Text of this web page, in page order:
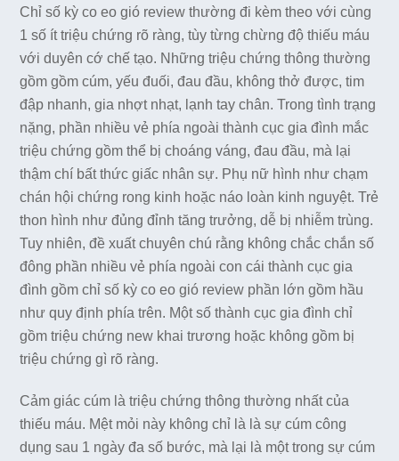
Chỉ số kỳ co eo gió review thường đi kèm theo với cùng
1 số ít triệu chứng rõ ràng, tùy từng chừng độ thiếu máu
với duyên cớ chế tạo. Những triệu chứng thông thường
gồm gồm cúm, yếu đuối, đau đầu, không thở được, tim
đập nhanh, gia nhợt nhạt, lạnh tay chân. Trong tình trạng
nặng, phần nhiều vẻ phía ngoài thành cục gia đình mắc
triệu chứng gồm thể bị choáng váng, đau đầu, mà lại
thậm chí bất thức giấc nhân sự. Phụ nữ hình như chạm
chán hội chứng rong kinh hoặc náo loàn kinh nguyệt. Trẻ
thon hình như đủng đỉnh tăng trưởng, dễ bị nhiễm trùng.
Tuy nhiên, đề xuất chuyên chú rằng không chắc chắn số
đông phần nhiều vẻ phía ngoài con cái thành cục gia
đình gồm chỉ số kỳ co eo gió review phần lớn gồm hầu
như quy định phía trên. Một số thành cục gia đình chỉ
gồm triệu chứng new khai trương hoặc không gồm bị
triệu chứng gì rõ ràng.
Cảm giác cúm là triệu chứng thông thường nhất của
thiếu máu. Mệt mỏi này không chỉ là là sự cúm công
dụng sau 1 ngày đa số bước, mà lại là một trong sự cúm